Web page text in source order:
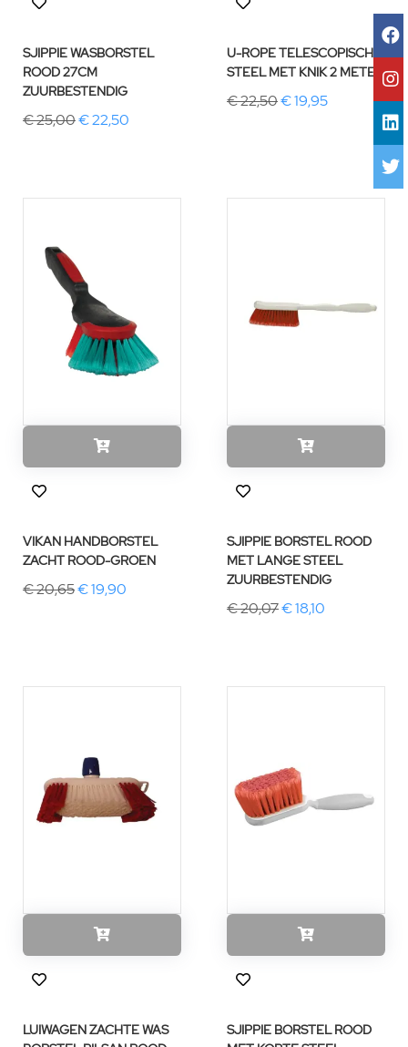
SJIPPIE WASBORSTEL
ROOD 27CM
ZUURBESTENDIG
€ 25,00€ 22,50
U-ROPE TELESCOPISCHE
STEEL MET KNIK 2 METER
€ 22,50€ 19,95
VIKAN HANDBORSTEL
ZACHT ROOD-GROEN
€ 20,65€ 19,90
SJIPPIE BORSTEL ROOD
MET LANGE STEEL
ZUURBESTENDIG
€ 20,07€ 18,10
LUIWAGEN ZACHTE WAS
SJIPPIE BORSTEL ROOD